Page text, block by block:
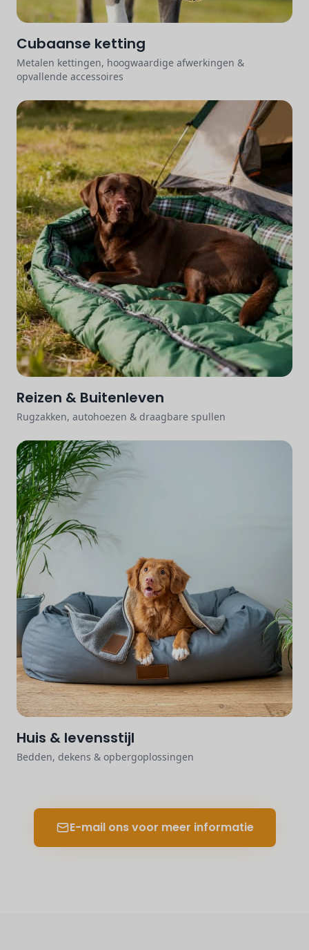
Cubaanse ketting
Metalen kettingen, hoogwaardige afwerkingen &
opvallende accessoires
Reizen & Buitenleven
Rugzakken, autohoezen & draagbare spullen
Huis & levensstijl
Bedden, dekens & opbergoplossingen
E-mail ons voor meer informatie